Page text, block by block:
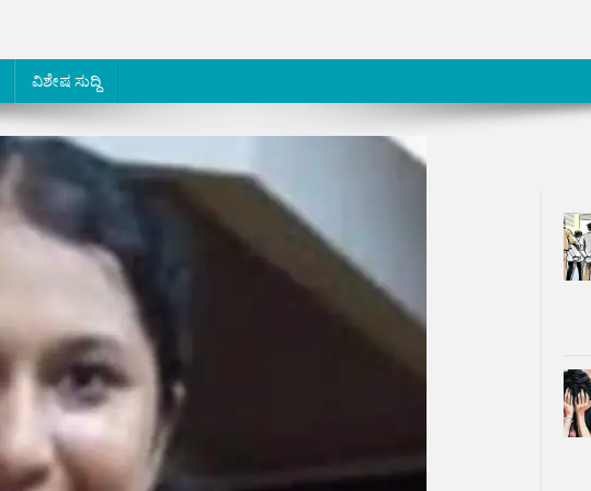
ವಿಶೇಷ ಸುದ್ದಿ